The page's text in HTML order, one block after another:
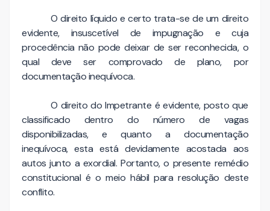
O direito líquido e certo trata-se de um direito
evidente, insuscetível de impugnação e cuja
procedência não pode deixar de ser reconhecida, o
qual deve ser comprovado de plano, por
documentação inequívoca.
O direito do Impetrante é evidente, posto que
classificado dentro do número de vagas
disponibilizadas, e quanto a documentação
inequívoca, esta está devidamente acostada aos
autos junto a exordial. Portanto, o presente remédio
constitucional é o meio hábil para resolução deste
conflito.